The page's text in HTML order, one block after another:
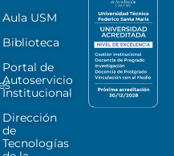
Aula USM
Biblioteca
Portal de
Autoservicio
Institucional
Dirección
de
Tecnologías